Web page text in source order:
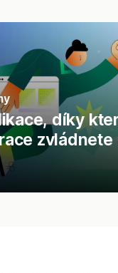
díky
zvládnete